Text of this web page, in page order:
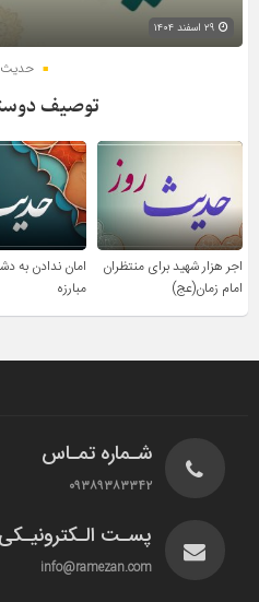
حدیث
توصیف
اجر هزار شهید برای منتظران
امام زمان(عج)
امان ندادن به
مبارزه
شـماره تمـاس
۰۹۳۸۹۳۸۳۳۴۲
پسـت الـکترونیـکی
info@ramezan.com